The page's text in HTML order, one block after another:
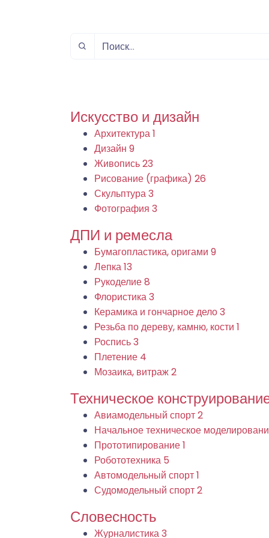
Искусство и дизайн
Архитектура1
Дизайн 9
Живопись23
Рисование (графика) 26
Скульптура3
Фотография 3
ДПИ и ремесла
Бумагопластика, оригами 9
Лепка13
Рукоделие8
Флористика3
Керамика и гончарное дело3
Резьба по дереву, камню, кости 1
Роспись3
Плетение 4
Мозаика, витраж2
Техническое
Авиамодельный спорт2
Начальное техническое
Прототипирование1
Робототехника 5
Автомодельный спорт1
Судомодельный спорт2
Словесность
Журналистика3